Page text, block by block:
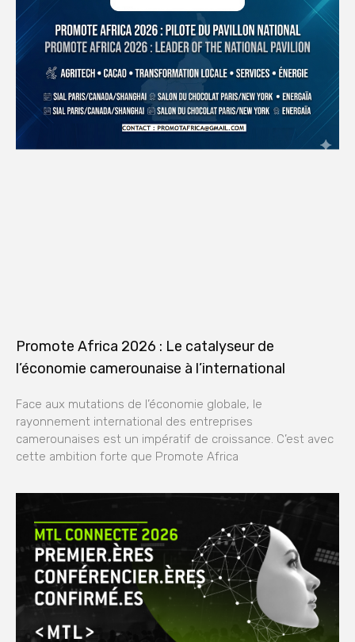
Promote Africa 2026 : Le catalyseur de
l’économie camerounaise à l’international
Face aux mutations de l’économie globale, le
rayonnement international des entreprises
camerounaises est un impératif de croissance. C’est avec
cette ambition forte que Promote Africa